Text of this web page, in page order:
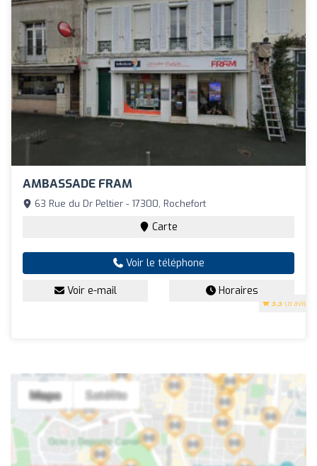
AMBASSADE FRAM
3.3 (8 avis)
63 Rue du Dr Peltier - 17300, Rochefort
Carte
Voir le téléphone
Voir e-mail Horaires